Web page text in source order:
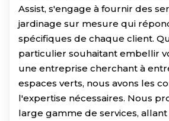
Assist, s'engage à fournir des
jardinage sur mesure qui
spécifiques de chaque client.
particulier souhaitant embellir
une entreprise cherchant à
espaces verts, nous avons les
l'expertise nécessaires. Nous
large gamme de services,